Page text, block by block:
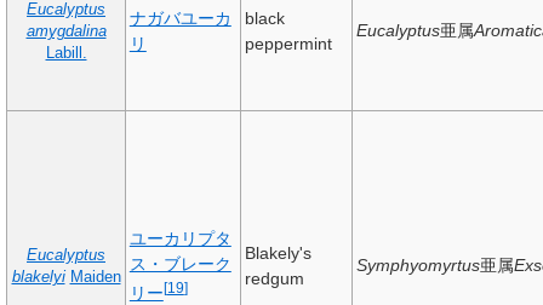
Eucalyptus
amygdalina
Labill.
ナガバユーカ
リ
black
peppermint
Eucalyptus亜属
Eucalyptus
blakelyi Maiden
ユーカリプタ
ス・ブレーク
リー[19]
Blakely's
redgum
Symphyomyrtus亜属